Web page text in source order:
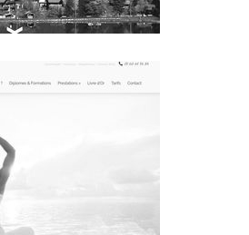
commerciales